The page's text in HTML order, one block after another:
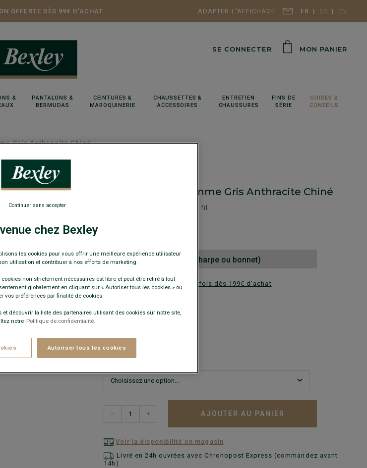
FR ES EN
OFFERTE DÈS 99€ D'ACHAT ADAPTER L'AFFICHAGE
SE CONNECTER MON PANIER
&
PANTALONS &
BERMUDAS
CEINTURES &
MAROQUINERIE
CHAUSSETTES &
ACCESSOIRES
ENTRETIEN
CHAUSSURES
FINS DE
SÉRIE
GUIDES &
CONSEILS
Gris Anthracite Chiné
Écharpe Laine Homme Gris Anthracite Chiné
Pure laine d'agneau - Double fil
19€Le 2nd au choix (écharpe ou bonnet)
Payez en plusieurs fois dès 199€ d'achat
− + AJOUTER AU PANIER
Voir la disponibilité en magasin
Livré en 24h ouvrées avec Chronopost Express (commandez avant
14h)
chez Bexley
les cookies pour vous offrir une meilleure expérience utilisateur
utilisation et contribuer à nos efforts de marketing.
non strictement nécessaires est libre et peut être retiré à tout
globalement en cliquant sur « Autoriser tous les cookies » ou
vos préférences par finalité de cookies.
découvrir la liste des partenaires utilisant des cookies sur notre site,
notre Politique de confidentialité.
Autoriser tous les cookies
Continuer sans accepter